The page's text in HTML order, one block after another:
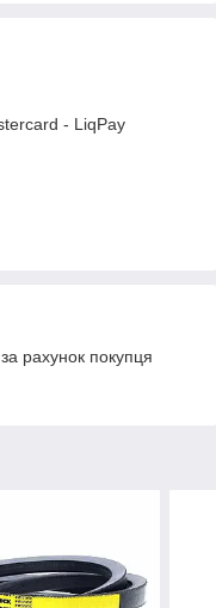
- LiqPay
рахунок покупця